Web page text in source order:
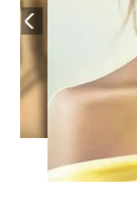
FOTO
CONCORSI
EVENTI